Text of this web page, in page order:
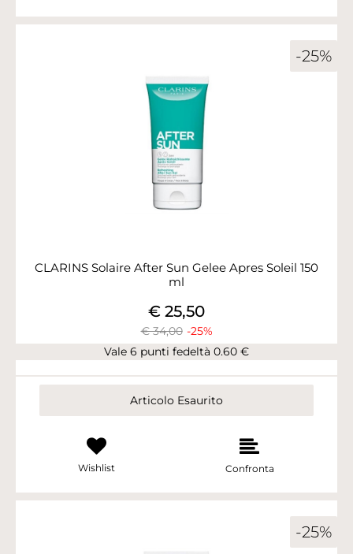
-25%
CLARINS Solaire After Sun Gelee Apres Soleil 150
ml
€ 34,00 -25%
€ 25,50
Vale 6 punti fedeltà 0.60 €
Articolo Esaurito
Wishlist Confronta
-25%